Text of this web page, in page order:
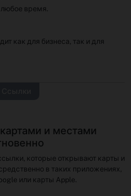
любое время.
как для бизнеса, так и для
и местами
которые открывают карты и
в таких приложениях,
или карты Apple.